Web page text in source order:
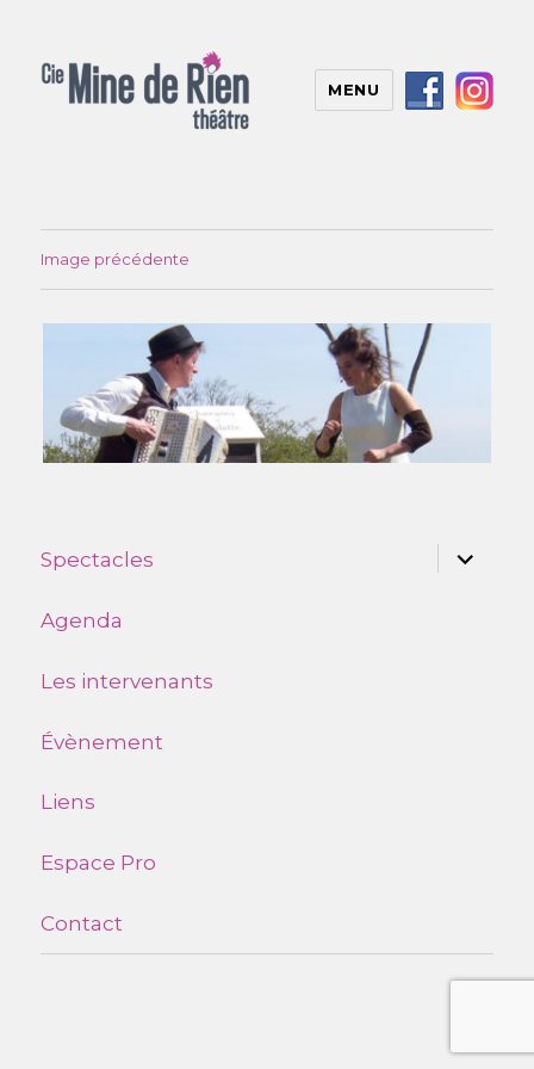
MENU
Image précédente
Spectacles
ouvrir
le
Agenda
Les intervenants
Évènement
Liens
Espace Pro
Contact